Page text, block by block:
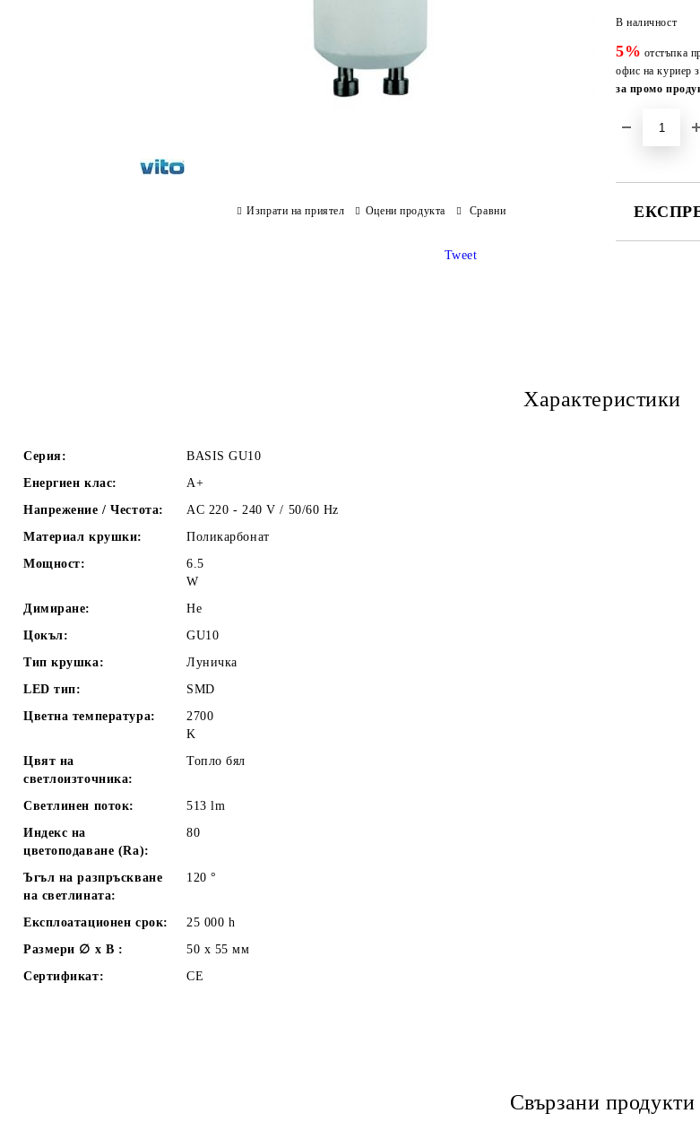
В наличност
5% отстъпка
офис на куриер
за промо
Изпрати на приятел Оцени продукта Сравни
Tweet
Характеристики
Серия:
BASIS GU10
Енергиен клас:
A+
Напрежение / Честота:
AC 220 - 240 V / 50/60 Hz
Материал крушки:
Поликарбонат
Мощност:
6.5
W
Димиране:
Не
Цокъл:
GU10
Тип крушка:
Луничка
LED тип:
SMD
Цветна температура:
2700
K
Цвят на
светлоизточника:
Топло бял
Светлинен поток: 513lm
Индекс на
цветоподаване (Ra):
80
Ъгъл на разпръскване
на светлината:
120°
Експлоатационен срок: 25 000 h
Размери ∅ x В :
50 x 55мм
Сертификат:
CE
Свързани продукти